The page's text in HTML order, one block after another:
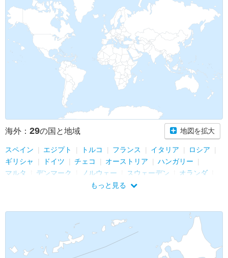
海外： 29の国と地域 地図を拡大
スペイン エジプト トルコ フランス イタリア
ロシア
ギリシャ
ドイツ チェコ オーストリア
ハンガリー
マルタ
デンマーク ノルウェー スウェーデン
オランダ
チュニジア イギリス
もっと見る